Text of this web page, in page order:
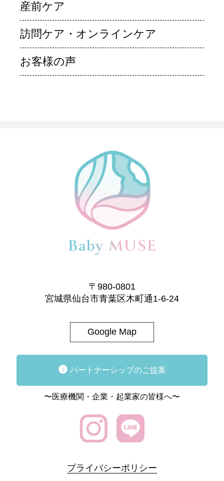
産前ケア
訪問ケア・オンラインケア
お客様の声
〒980-0801
宮城県仙台市青葉区木町通1-6-24
Google Map
パートナーシップのご提案
〜医療機関・企業・起業家の皆様へ〜
プライバシーポリシー